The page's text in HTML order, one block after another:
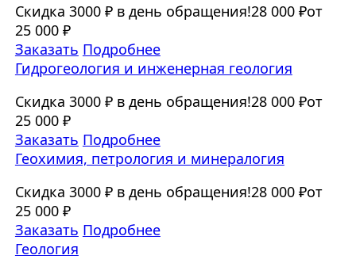
Скидка 3000 ₽ в день обращения!28 000 ₽от
25 000 ₽
Заказать Подробнее
Гидрогеология и инженерная геология
Скидка 3000 ₽ в день обращения!28 000 ₽от
25 000 ₽
Заказать Подробнее
Геохимия, петрология и минералогия
Скидка 3000 ₽ в день обращения!28 000 ₽от
25 000 ₽
Заказать Подробнее
Геология